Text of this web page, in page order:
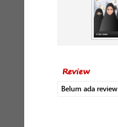
Review
Belum ada review